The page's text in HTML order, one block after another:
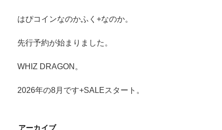
はぴコインなのかふく+なのか。
先行予約が始まりました。
WHIZ DRAGON。
2026年の8月です+SALEスタート。
アーカイブ